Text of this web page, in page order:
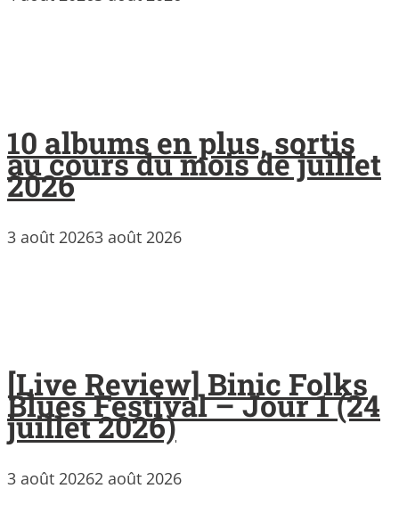
10 albums en plus, sortis
au cours du mois de juillet
2026
3 août 20263 août 2026
[Live Review] Binic Folks
Blues Festival – Jour 1 (24
juillet 2026)
3 août 20262 août 2026